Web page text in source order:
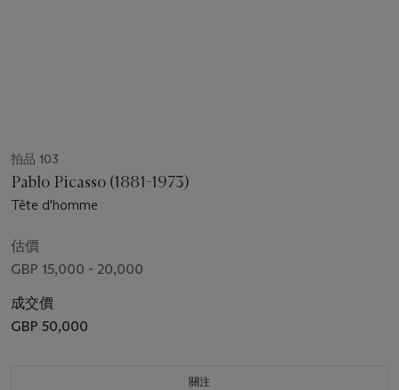
拍品 103
Pablo Picasso (1881-1973)
Tête d'homme
估價
GBP 15,000 - 20,000
成交價
GBP 50,000
關注